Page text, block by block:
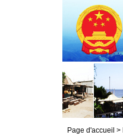
Page d'accueil >